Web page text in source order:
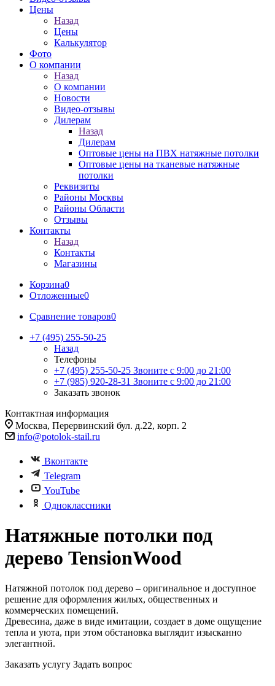
Цены
Назад
Цены
Калькулятор
Фото
О компании
Назад
О компании
Новости
Видео-отзывы
Дилерам
Назад
Дилерам
Оптовые цены на ПВХ натяжные потолки
Оптовые цены на тканевые натяжные
потолки
Реквизиты
Районы Москвы
Районы Области
Отзывы
Контакты
Назад
Контакты
Магазины
Корзина0
Отложенные0
Сравнение товаров0
+7 (495) 255-50-25
Назад
Телефоны
+7 (495) 255-50-25 Звоните с 9:00 до 21:00
+7 (985) 920-28-31 Звоните с 9:00 до 21:00
Заказать звонок
Контактная информация
Москва, Перервинский бул. д.22, корп. 2
info@potolok-stail.ru
Вконтакте
Telegram
YouTube
Одноклассники
Натяжные потолки под
дерево TensionWood
Натяжной потолок под дерево – оригинальное и доступное
решение для оформления жилых, общественных и
коммерческих помещений.
Древесина, даже в виде имитации, создает в доме ощущение
тепла и уюта, при этом обстановка выглядит изысканно
элегантной.
Заказать услугу Задать вопрос